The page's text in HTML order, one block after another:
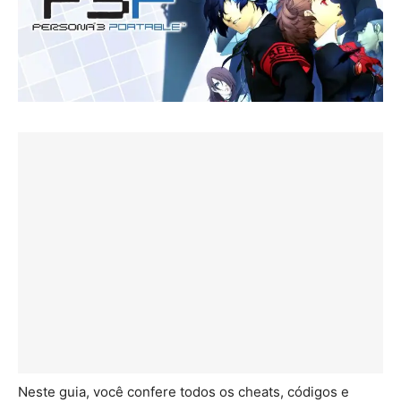
Neste guia, você confere todos os cheats, códigos e